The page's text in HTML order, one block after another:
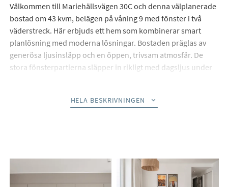
Välkommen till Mariehällsvägen 30C och denna välplanerade
bostad om 43 kvm, belägen på våning 9 med fönster i två
väderstreck. Här erbjuds ett hem som kombinerar smart
planlösning med moderna lösningar. Bostaden präglas av
generösa ljusinsläpp och en öppen, trivsam atmosfär. De
stora fönsterpartierna släpper in rikligt med dagsljus under
lika bra för vardagsliv som för umgänge, samtidigt som
närhet till Sundbyberg och dess utbud av butiker,
restauranger, caféer, gym, välsorterade matbutiker och
HELA BESKRIVNINGEN